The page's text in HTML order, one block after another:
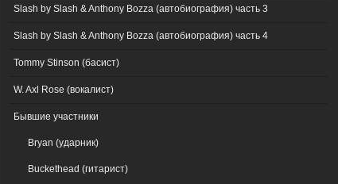
Slash by Slash & Anthony Bozza (автобиография) часть 3
Slash by Slash & Anthony Bozza (автобиография) часть 4
Tommy Stinson (басист)
W. Axl Rose (вокалист)
Бывшие участники
Bryan (ударник)
Buckethead (гитарист)